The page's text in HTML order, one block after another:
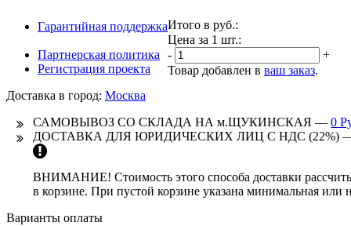
Гарантийная поддержка
Партнерская политика
Регистрация проекта
Итого в руб.:
Цена за 1 шт.:
-
+
Товар добавлен в ваш заказ.
Доставка в город: Москва
САМОВЫВОЗ СО СКЛАДА НА м.ЩУКИНСКАЯ —0
ДОСТАВКА ДЛЯ ЮРИДИЧЕСКИХ ЛИЦ С НДС (22%)
ВНИМАНИЕ! Стоимость этого способа доставки
в корзине. При пустой корзине указана минимальная или
Варианты оплаты